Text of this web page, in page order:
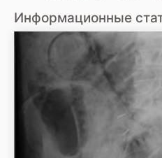
Информационные